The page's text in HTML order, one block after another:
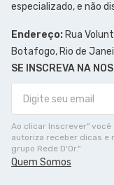
especializado, e não
Endereço: Rua
Botafogo, Rio de
SE INSCREVA NA
Ao clicar Inscrever"
autoriza receber dicas e
grupo Rede D'Or."
Quem Somos